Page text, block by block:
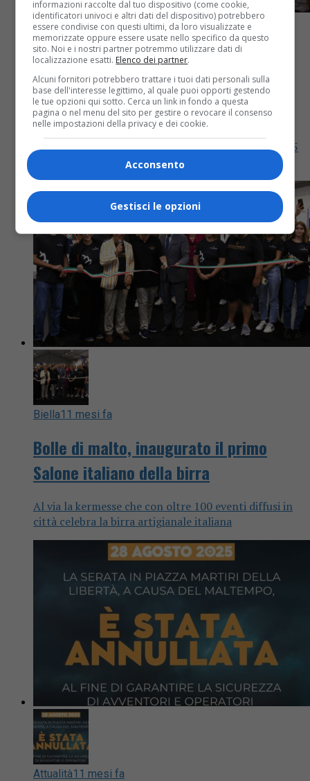
Attualità11 mesi fa
Biella diventa capitale della birra
Fino a lunedì in città è in programma l’edizione 2025
Biella11 mesi fa
Bolle di malto, inaugurato il primo
Salone italiano della birra
Al via la kermesse che con oltre 100 eventi diffusi in
città celebra la birra artigianale italiana
Attualità11 mesi fa
informazioni raccolte dal tuo dispositivo (come cookie,
identificatori univoci e altri dati del dispositivo) potrebbero
essere condivise con questi ultimi, da loro visualizzate e
memorizzate oppure essere usate nello specifico da questo
sito. Noi e i nostri partner potremmo utilizzare dati di
localizzazione esatti. Elenco dei partner.
Alcuni fornitori potrebbero trattare i tuoi dati personali sulla
base dell'interesse legittimo, al quale puoi opporti gestendo
le tue opzioni qui sotto. Cerca un link in fondo a questa
pagina o nel menu del sito per gestire o revocare il consenso
nelle impostazioni della privacy e dei cookie.
Acconsento
Gestisci le opzioni